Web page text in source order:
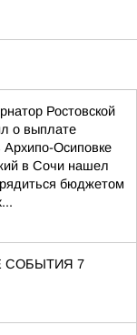
Ростовской
о выплате
Осиповке
в Сочи нашел
бюджетом
СОБЫТИЯ 7